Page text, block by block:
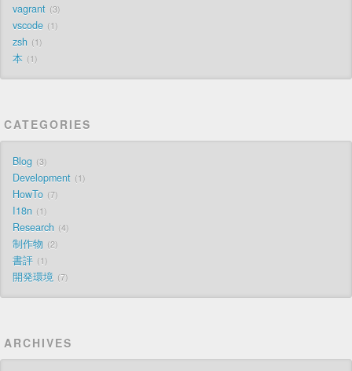
vagrant 3
vscode 1
zsh 1
本 1
CATEGORIES
Blog 3
Development 1
HowTo 7
I18n 1
Research 4
制作物 2
書評 1
開発環境 7
ARCHIVES